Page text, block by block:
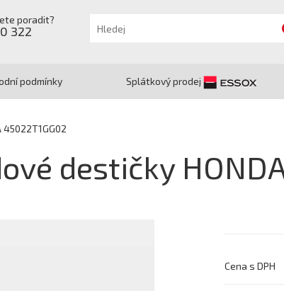
poradit?
322
podmínky Splátkový prodej
destičky
Cena s DPH